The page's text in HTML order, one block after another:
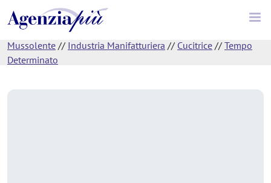
Mussolente // Industria Manifatturiera // Cucitrice // Tempo
Determinato